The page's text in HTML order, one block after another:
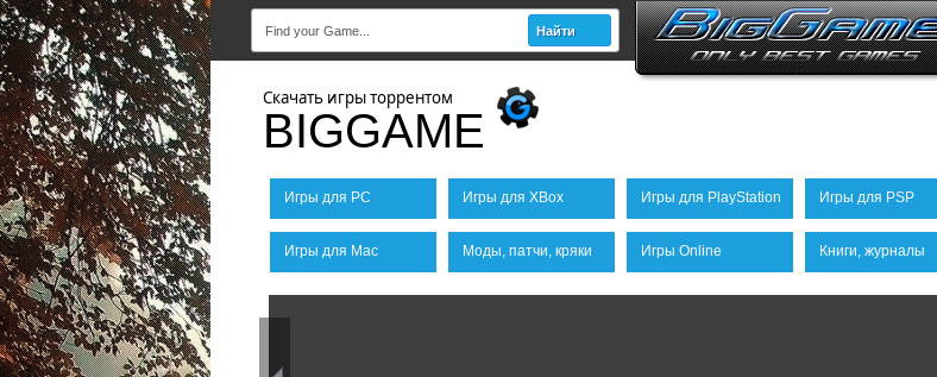
Скачать игры торрентом
BIGGAME
Игры для PC Игры для XBox Игры для PlayStation Игры для PSP
Игры для Mac Моды, патчи, кряки Игры Online Книги, журналы